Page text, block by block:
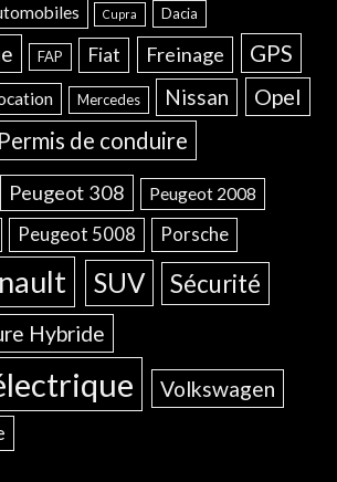
Cupra Dacia
FAP Fiat Freinage GPS
Mercedes Nissan Opel
Permis de conduire
Peugeot 308 Peugeot 2008
Peugeot 5008 Porsche
SUV Sécurité
Hybride
Volkswagen